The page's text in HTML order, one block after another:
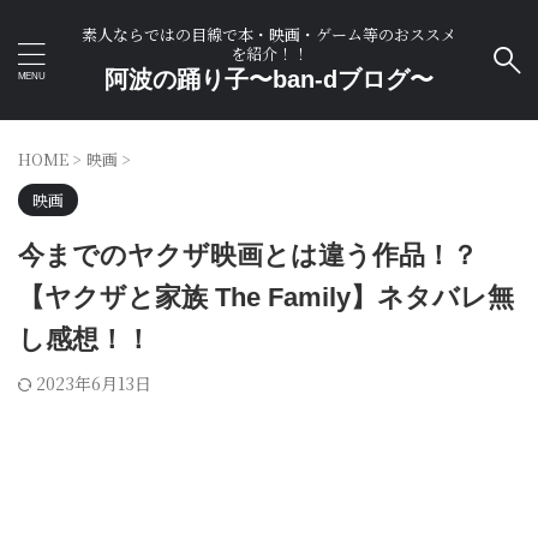
素人ならではの目線で本・映画・ゲーム等のおススメ
を紹介！！
阿波の踊り子〜ban-dブログ〜
HOME > 映画 >
映画
今までのヤクザ映画とは違う作品！？
【ヤクザと家族 The Family】ネタバレ無
し感想！！
2023年6月13日